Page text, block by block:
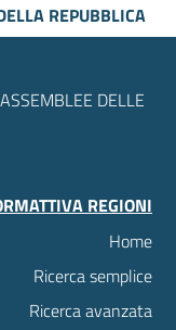
REPUBBLICA
DELLE
REGIONI
Home
Ricerca semplice
Ricerca avanzata